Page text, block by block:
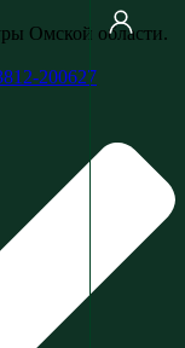
Омской области.
200627